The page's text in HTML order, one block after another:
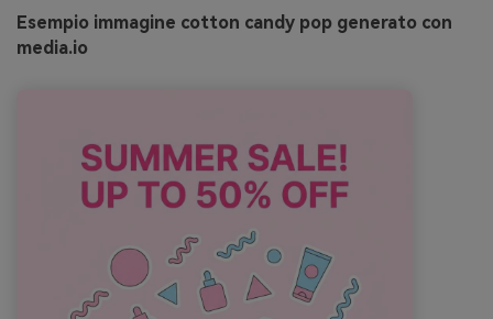
Esempio immagine cotton candy pop generato con
media.io